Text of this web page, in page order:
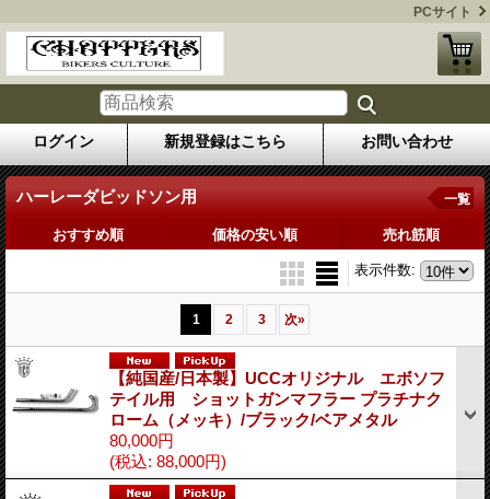
PCサイト
ログイン 新規登録はこちら お問い合わせ
ハーレーダビッドソン用 一覧
おすすめ順 価格の安い順 売れ筋順
表示件数:
1 2 3 次»
【純国産/日本製】UCCオリジナル エボソフ
テイル用 ショットガンマフラー プラチナク
ローム（メッキ）/ブラック/ベアメタル
80,000円
(税込: 88,000円)